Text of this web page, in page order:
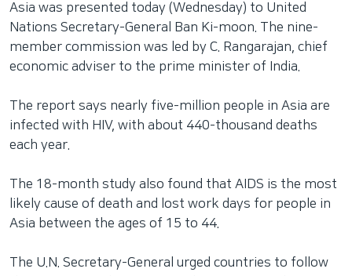
Asia was presented today (Wednesday) to United
Nations Secretary-General Ban Ki-moon. The nine-
member commission was led by C. Rangarajan, chief
economic adviser to the prime minister of India.
The report says nearly five-million people in Asia are
infected with HIV, with about 440-thousand deaths
each year.
The 18-month study also found that AIDS is the most
likely cause of death and lost work days for people in
Asia between the ages of 15 to 44.
The U.N. Secretary-General urged countries to follow